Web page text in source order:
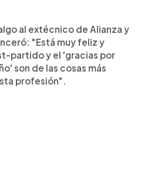
al extécnico de Alianza y
"Está muy feliz y
partido y el 'gracias por
son de las cosas más
profesión".